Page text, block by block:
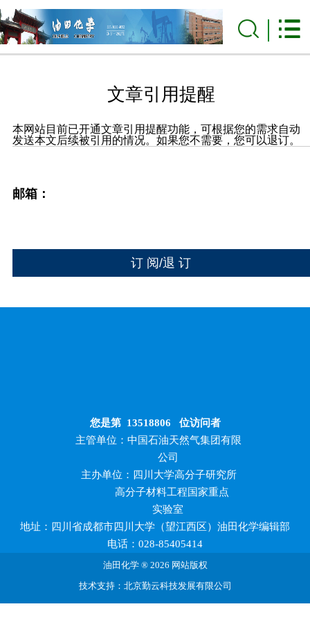
文章引用提醒
本网站目前已开通文章引用提醒功能，可根据您的需求自动
发送本文后续被引用的情况。如果您不需要，您可以退订。
邮箱：
您是第 13518806 位访问者
主管单位：中国石油天然气集团有限
公司
主办单位：四川大学高分子研究所
高分子材料工程国家重点
实验室
地址：四川省成都市四川大学（望江西区）油田化学编辑部
电话：028-85405414
油田化学 ® 2026 网站版权
技术支持：北京勤云科技发展有限公司